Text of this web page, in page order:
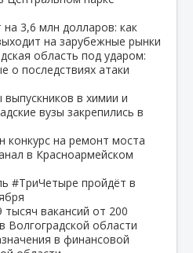
на 3,6 млн долларов: как
на зарубежные рынки
область под ударом:
о последствиях атаки
выпускников в химии и
вузы закрепились в
конкурс на ремонт моста
в Красноармейском
#ТриЧетыре пройдёт в
тысяч вакансий от 200
Волгоградской области
в финансовой